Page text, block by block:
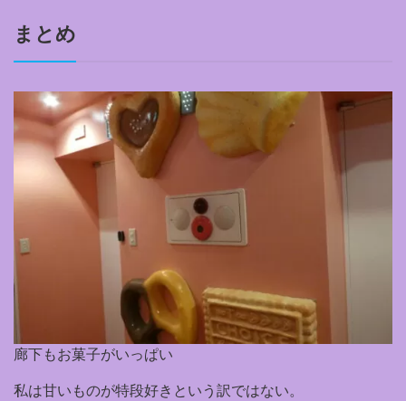
まとめ
廊下もお菓子がいっぱい
私は甘いものが特段好きという訳ではない。